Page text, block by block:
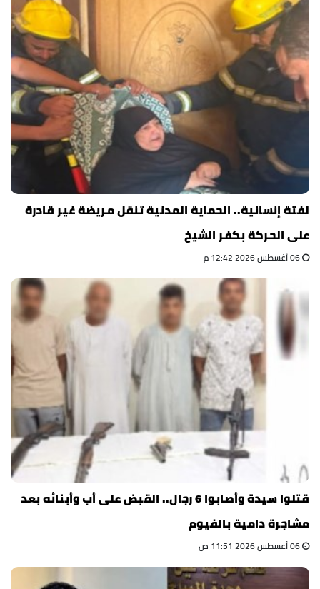
لفتة إنسانية.. الحماية المدنية تنقل مريضة غير قادرة
على الحركة بكفر الشيخ
قتلوا سيدة وأصابوا 6 رجال.. القبض على أب وأبنائه بعد
مشاجرة دامية بالفيوم